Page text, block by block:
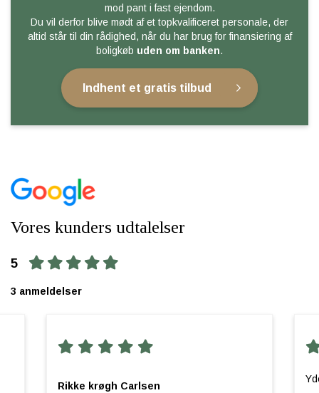
mod pant i fast ejendom.
Du vil derfor blive mødt af et topkvalificeret personale, der
altid står til din rådighed, når du har brug for finansiering af
boligkøb uden om banken.
Indhent et gratis tilbud
Vores kunders udtalelser
5
3 anmeldelser
Rikke krøgh Carlsen